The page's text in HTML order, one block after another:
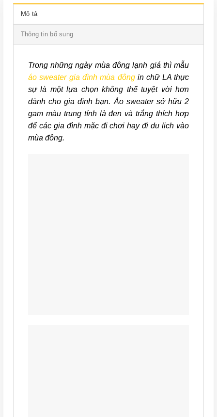
Mô tả
Thông tin bổ sung
Trong những ngày mùa đông lạnh giá thì mẫu
áo sweater gia đình mùa đôngin chữ LA thực
sự là một lựa chọn không thể tuyệt vời hơn
dành cho gia đình bạn. Áo sweater sở hữu 2
gam màu trung tính là đen và trắng thích hợp
để các gia đình mặc đi chơi hay đi du lịch vào
mùa đông.